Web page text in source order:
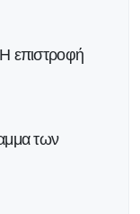
επιστροφή
των